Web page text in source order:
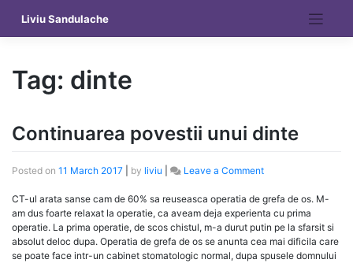
content
Liviu Sandulache
Tag: dinte
Continuarea povestii unui dinte
Posted on 11 March 2017 by liviu Leave a Commenton
povestii
unui
dinte
CT-ul arata sanse cam de 60% sa reuseasca operatia de grefa de os. M-
am dus foarte relaxat la operatie, ca aveam deja experienta cu prima
operatie. La prima operatie, de scos chistul, m-a durut putin pe la sfarsit si
absolut deloc dupa. Operatia de grefa de os se anunta cea mai dificila care
se poate face intr-un cabinet stomatologic normal, dupa spusele domnului